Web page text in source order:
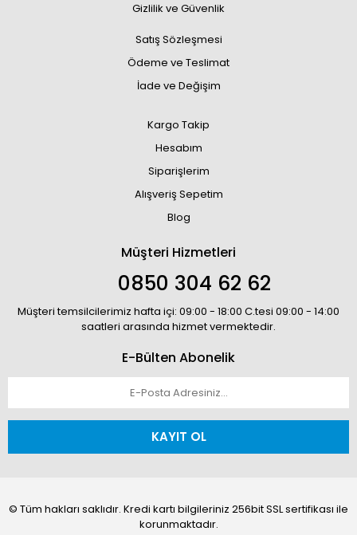
Gizlilik ve Güvenlik
Satış Sözleşmesi
Ödeme ve Teslimat
İade ve Değişim
Kargo Takip
Hesabım
Siparişlerim
Alışveriş Sepetim
Blog
Müşteri Hizmetleri
0850 304 62 62
Müşteri temsilcilerimiz hafta içi: 09:00 - 18:00 C.tesi 09:00 - 14:00
saatleri arasında hizmet vermektedir.
E-Bülten Abonelik
KAYIT OL
© Tüm hakları saklıdır. Kredi kartı bilgileriniz 256bit SSL sertifikası ile
korunmaktadır.